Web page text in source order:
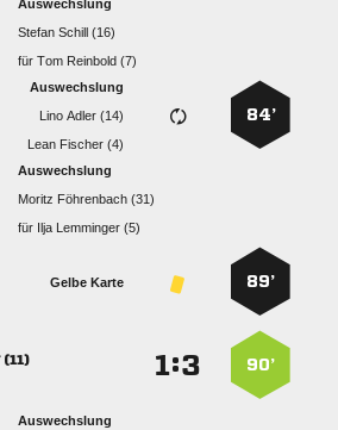
Auswechslung
  
für  
84’
Auswechslung
  
  
Auswechslung
  
für   
89’
Gelbe Karte
90’
:
Auswechslung